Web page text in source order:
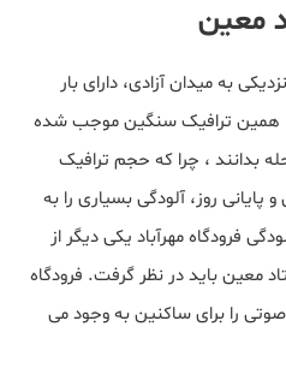
معین
به میدان آزادی، دارای بار
همین ترافیک سنگین موجب شده
بدانند ، چرا که حجم ترافیک
روز، آلودگی بسیاری را به
فرودگاه مهرآباد یکی دیگر از
معین باید در نظر گرفت. فرودگاه
صوتی را برای ساکنین به وجود می